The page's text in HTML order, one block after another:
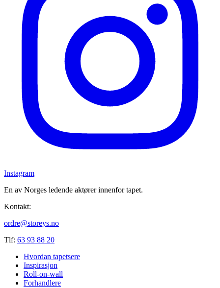
Instagram
En av Norges ledende aktører innenfor tapet.
Kontakt:
ordre@storeys.no
Tlf: 63 93 88 20
Hvordan tapetsere
Inspirasjon
Roll-on-wall
Forhandlere